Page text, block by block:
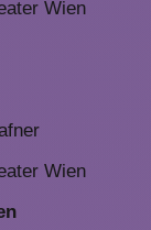
Wien
Wien